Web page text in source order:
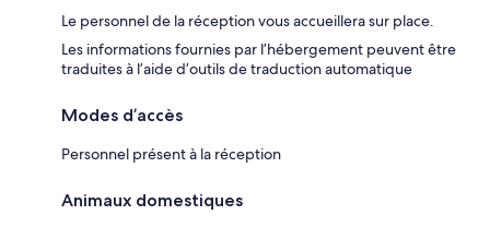
Le personnel de la réception vous accueillera sur place.
Les informations fournies par l’hébergement peuvent être
traduites à l’aide d’outils de traduction automatique
Modes d’accès
Personnel présent à la réception
Animaux domestiques